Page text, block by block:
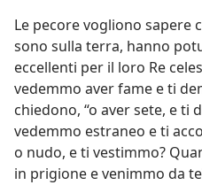
Le pecore vogliono sapere
sono sulla terra, hanno
eccellenti per il loro Re
vedemmo aver fame e ti
chiedono, “o aver sete, e ti
vedemmo estraneo e ti
o nudo, e ti vestimmo?
in prigione e venimmo da